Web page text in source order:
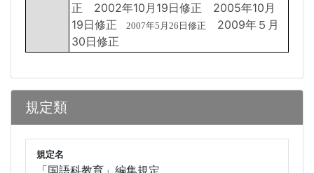
正 2002年10月19日修正 2005年10月
19日修正 2007年5月26日修正
2009年５月
30日修正
規定類
規定名